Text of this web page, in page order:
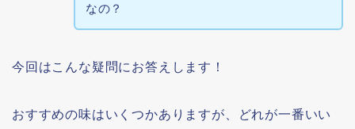
なの？
今回はこんな疑問にお答えします！
おすすめの味はいくつかありますが、どれが一番いい